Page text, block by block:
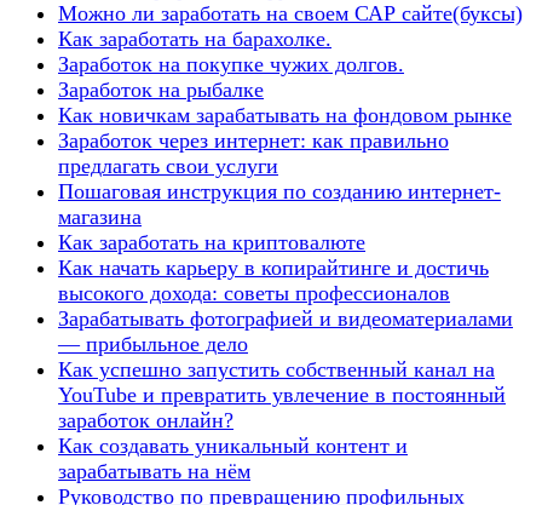
Можно ли заработать на своем САР сайте(буксы)
Как заработать на барахолке.
Заработок на покупке чужих долгов.
Заработок на рыбалке
Как новичкам зарабатывать на фондовом рынке
Заработок через интернет: как правильно
предлагать свои услуги
Пошаговая инструкция по созданию интернет-
магазина
Как заработать на криптовалюте
Как начать карьеру в копирайтинге и достичь
высокого дохода: советы профессионалов
Зарабатывать фотографией и видеоматериалами
— прибыльное дело
Как успешно запустить собственный канал на
YouTube и превратить увлечение в постоянный
заработок онлайн?
Как создавать уникальный контент и
зарабатывать на нём
Руководство по превращению профильных